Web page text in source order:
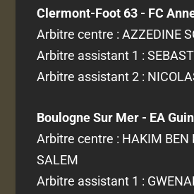
Clermont-Foot 63 - FC
Arbitre centre : AZZEDINE
Arbitre assistant 1 :
Arbitre assistant 2 :
Boulogne Sur Mer - EA
Arbitre centre : HAKIM BEN
SALEM
Arbitre assistant 1 :